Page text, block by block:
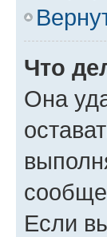
Что
Она
Если